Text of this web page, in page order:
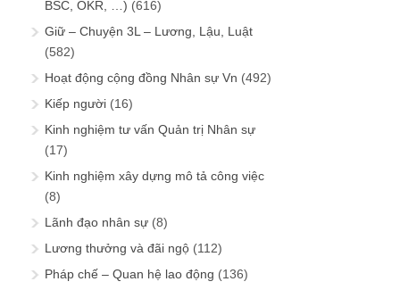
BSC, OKR, …) (616)
Giữ – Chuyện 3L – Lương, Lậu, Luật
(582)
Hoạt động cộng đồng Nhân sự Vn (492)
Kiếp người (16)
Kinh nghiệm tư vấn Quản trị Nhân sự
(17)
Kinh nghiệm xây dựng mô tả công việc
(8)
Lãnh đạo nhân sự (8)
Lương thưởng và đãi ngộ (112)
Pháp chế – Quan hệ lao động (136)